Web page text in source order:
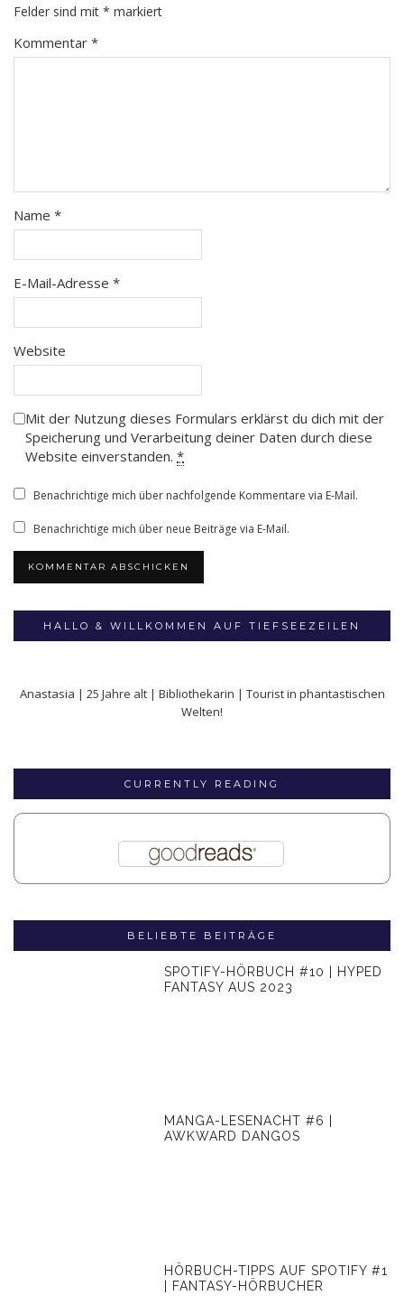
Felder sind mit * markiert
Kommentar *
Name *
E-Mail-Adresse *
Website
Mit der Nutzung dieses Formulars erklärst du dich mit der
Speicherung und Verarbeitung deiner Daten durch diese
Website einverstanden. *
Benachrichtige mich über nachfolgende Kommentare via E-Mail.
Benachrichtige mich über neue Beiträge via E-Mail.
HALLO & WILLKOMMEN AUF TIEFSEEZEILEN
Anastasia | 25 Jahre alt | Bibliothekarin | Tourist in phantastischen
Welten!
CURRENTLY READING
BELIEBTE BEITRÄGE
SPOTIFY-HÖRBUCH #10 | HYPED
FANTASY AUS 2023
MANGA-LESENACHT #6 |
AWKWARD DANGOS
HÖRBUCH-TIPPS AUF SPOTIFY #1
| FANTASY-HÖRBUCHER